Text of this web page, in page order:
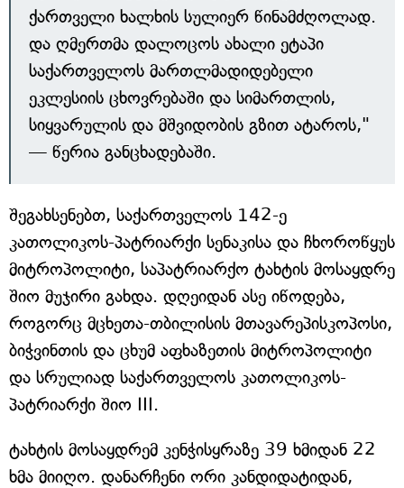
ქართველი ხალხის სულიერ წინამძღოლად.
და ღმერთმა დალოცოს ახალი ეტაპი
საქართველოს მართლმადიდებელი
ეკლესიის ცხოვრებაში და სიმართლის,
სიყვარულის და მშვიდობის გზით ატაროს,"
— წერია განცხადებაში.
შეგახსენებთ, საქართველოს 142-ე
კათოლიკოს-პატრიარქი სენაკისა და ჩხოროწყუს
მიტროპოლიტი, საპატრიარქო ტახტის მოსაყდრე
შიო მუჯირი გახდა. დღეიდან ასე იწოდება,
როგორც მცხეთა-თბილისის მთავარეპისკოპოსი,
ბიჭვინთის და ცხუმ აფხაზეთის მიტროპოლიტი
და სრულიად საქართველოს კათოლიკოს-
პატრიარქი შიო III.
ტახტის მოსაყდრემ კენჭისყრაზე 39 ხმიდან 22
ხმა მიიღო. დანარჩენი ორი კანდიდატიდან,